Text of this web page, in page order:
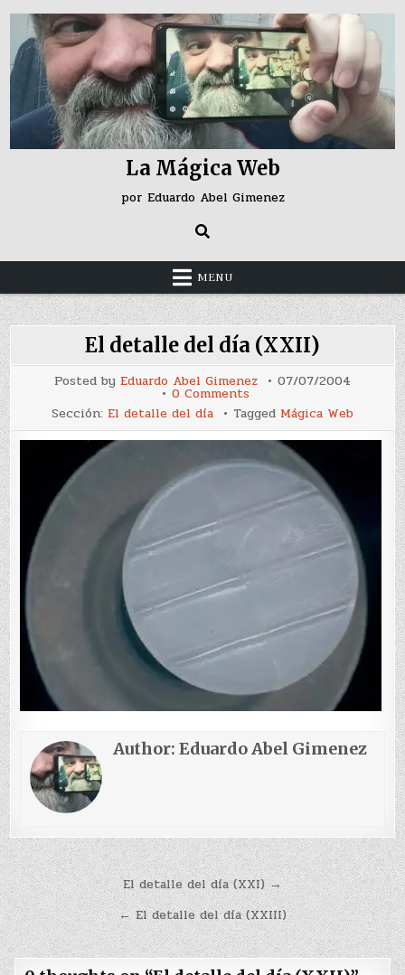
Skip
content
La Mágica Web
por Eduardo Abel Gimenez
MENU
El detalle del día (XXII)
Posted by Eduardo Abel Gimenez 07/07/2004
0 Commentson
detalle
del
día
(XXII)
Sección: El detalle del día Tagged Mágica Web
Author:Eduardo Abel Gimenez
Navegación
de
entradas
El detalle del día (XXI) →
← El detalle del día (XXIII)